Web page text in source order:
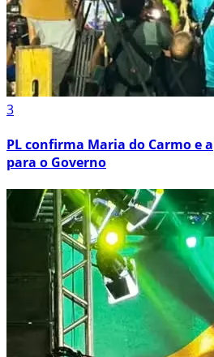
3
PL confirma Maria do Carmo e
para o Governo